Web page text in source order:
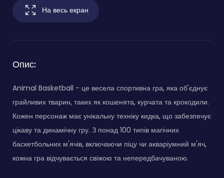
На весь екран
Опис:
Animal Basketball - це весела спортивна гра, яка об'єднує
грайливих тварин, таких як кошенята, курчата та крокодили.
Кожен персонаж має унікальну техніку кидка, що забезпечує
цікаву та динамічну гру. З понад 100 типів магічних
баскетбольних м'ячів, включаючи піцу чи акваріумний м'яч,
кожна гра відчувається свіжою та непередбачуваною.